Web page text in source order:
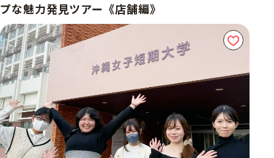
プな魅力発見ツアー《店舗編》